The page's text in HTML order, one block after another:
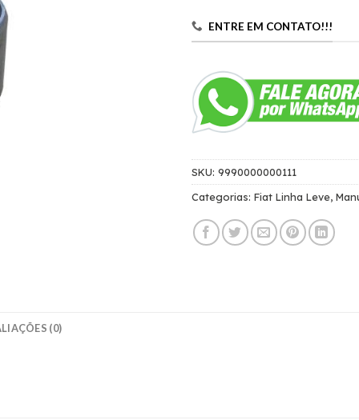
ENTRE EM CONTATO!!!
SKU: 9990000000111
Categorias: Fiat Linha Leve,
(0)